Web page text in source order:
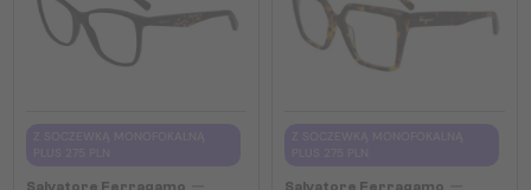
Salvatore Ferragamo Salvatore Ferragamo